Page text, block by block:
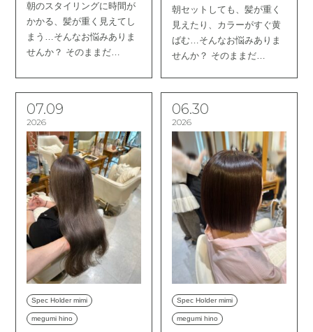
朝のスタイリングに時間が
かかる、髪が重く見えてし
まう…そんなお悩みありま
せんか？ そのままだ…
朝セットしても、髪が重く
見えたり、カラーがすぐ黄
ばむ…そんなお悩みありま
せんか？ そのままだ…
07.09
2026
Spec Holder mimi
megumi hino
06.30
2026
Spec Holder mimi
megumi hino